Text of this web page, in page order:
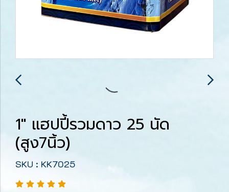
1" แฮปปี้รวมดาว 25 นัด
(สูง7นิ้ว)
SKU : KK7025